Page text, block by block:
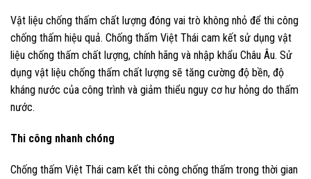
Vật liệu chống thấm chất lượng đóng vai trò không nhỏ để thi công
chống thấm hiệu quả. Chống thấm Việt Thái cam kết sử dụng vật
liệu chống thấm chất lượng, chính hãng và nhập khẩu Châu Âu. Sử
dụng vật liệu chống thấm chất lượng sẽ tăng cường độ bền, độ
kháng nước của công trình và giảm thiểu nguy cơ hư hỏng do thấm
nước.
Thi công nhanh chóng
Chống thấm Việt Thái cam kết thi công chống thấm trong thời gian